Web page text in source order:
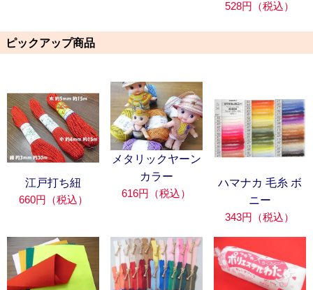
528円（税込）
ピックアップ商品
江戸打ち紐
660円（税込）
メタリックヤーン
カラー
616円（税込）
ハマナカ 毛糸 ボ
ニー
343円（税込）